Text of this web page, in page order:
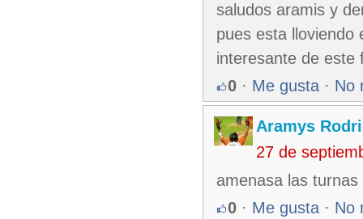
saludos aramis y
pues esta lloviendo
interesante de este
0 · Me gusta · No
Aramys
27 de
amenasa las
0 · Me gusta · No